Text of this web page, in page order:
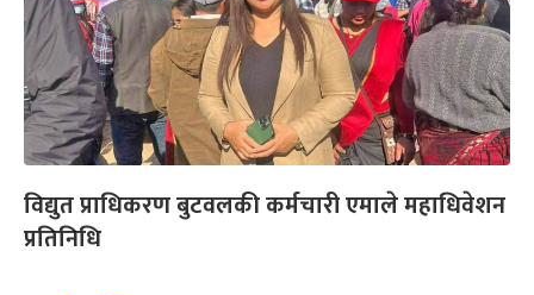
विद्युत प्राधिकरण बुटवलकी कर्मचारी एमाले महाधिवेशन
प्रतिनिधि